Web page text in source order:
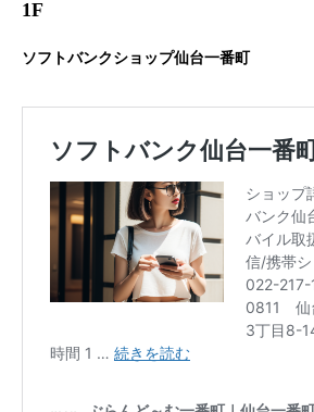
1F
ソフトバンクショップ仙台一番町